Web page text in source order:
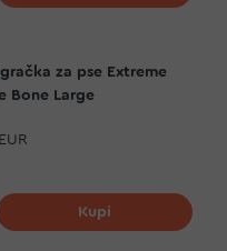
za pse Extreme
Bone Large
na listu želja
Kupi